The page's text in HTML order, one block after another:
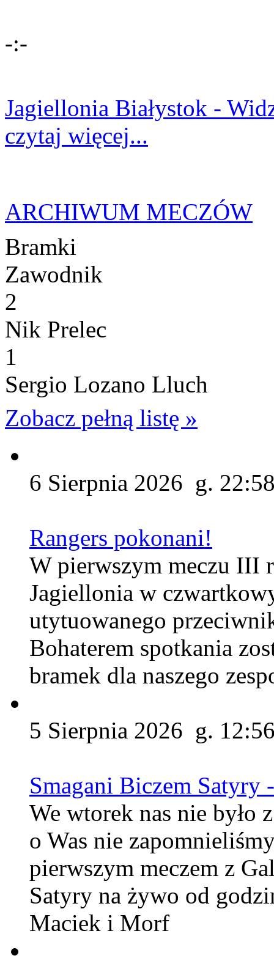
-:-
Jagiellonia Białystok -
czytaj więcej...
ARCHIWUM MECZÓW
Bramki
Zawodnik
2
Nik Prelec
1
Sergio Lozano Lluch
Zobacz pełną listę »
6 Sierpnia 2026 g.
Rangers pokonani!
W pierwszym meczu
Jagiellonia w
utytuowanego
Bohaterem spotkania
bramek dla naszego
5 Sierpnia 2026 g.
Smagani Biczem Satyry
We wtorek nas nie było
o Was nie
pierwszym meczem z
Satyry na żywo od
Maciek i Morf